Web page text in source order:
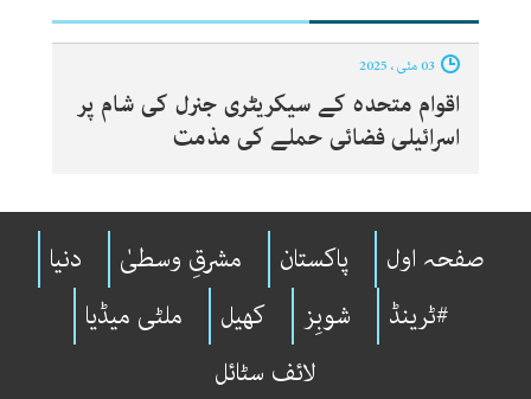
اقوام متحدہ کے سیکریٹری جنرل کی شام پر
اسرائیلی فضائی حملے کی مذمت
صفحہ اول پاکستان مشرقِ وسطیٰ
دنیا
#ٹرینڈ
شوبِز کھیل
ملٹی میڈیا
لائف سٹائل